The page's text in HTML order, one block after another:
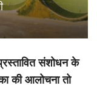
संशोधन के
की आलोचना तो